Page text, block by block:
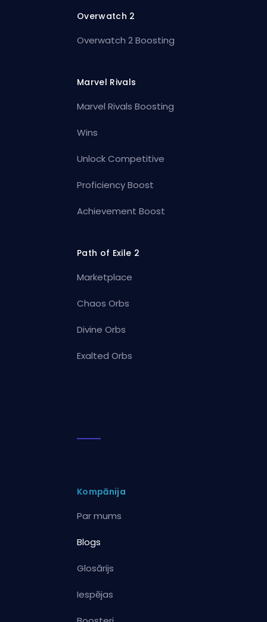
Overwatch 2
Overwatch 2 Boosting
Marvel Rivals
Marvel Rivals Boosting
Wins
Unlock Competitive
Proficiency Boost
Achievement Boost
Path of Exile 2
Marketplace
Chaos Orbs
Divine Orbs
Exalted Orbs
Kompānija
Par mums
Blogs
Glosārijs
Iespējas